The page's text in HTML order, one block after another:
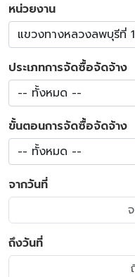
หน่วยงาน
แขวงทางหลวงลพบุรีที่ 1
ประเภทการจัดซื้อจัดจ้าง
-- ทั้งหมด --
ขั้นตอนการจัดซื้อจัดจ้าง
-- ทั้งหมด --
จากวันที่
ถึงวันที่